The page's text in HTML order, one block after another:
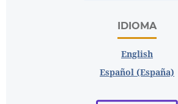
IDIOMA
English
Español (España)